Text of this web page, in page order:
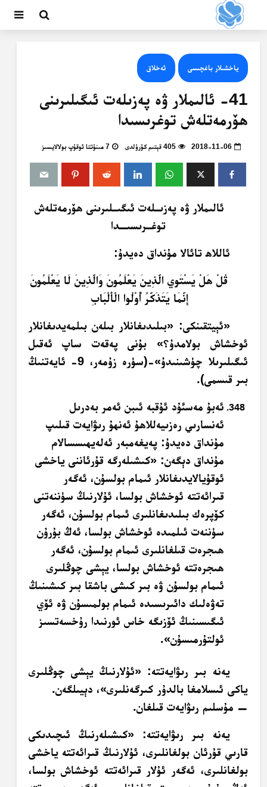
ياخشىلار باغچىسى ئەخلاق
41- ئالىملار ۋە پەزىلەت ئىگىلىرىنى
ھۆرمەتلەش توغرىسىدا
2018-11-06 405 قېتىم كۆرۈلدى 7 مىنۇتتا ئوقۇپ بولالايسىز
ئالىملار ۋە پەزىــلەت ئىگىــلىرىنى ھۆرمەتلەش
توغــرىسىـــدا
ئاللاھ تائالا مۇنداق دەيدۇ:
قُلْ هَلْ يَسْتَوِي الَّذِينَ يَعْلَمُونَ وَالَّذِينَ لَا يَعْلَمُونَ
إِنَّمَا يَتَذَكَّرُ أُوْلُوا الْأَلْبَابِ
«ئېيتقىنكى: «بىلىدىغانلار بىلەن بىلمەيدىغانلار
ئوخشاش بولامدۇ؟» بۇنى پەقەت ساپ ئەقىل
ئىگىلىرىلا چۈشىنىدۇ»-(سۈرە زۇمەر، 9- ئايەتنىڭ
بىر قىسمى).
ئەبۇ مەسئۇد ئۇقبە ئىبن ئەمر بەدرىل
ئەنسارىي رەزىيەللاھۇ ئەنھۇ رىۋايەت قىلىپ
مۇنداق دەيدۇ: پەيغەمبەر ئەلەيھىسسالام
مۇنداق دېگەن: «كىشىلەرگە قۇرئاننى ياخشى
ئوقۇيالايدىغانلار ئىمام بولسۇن، ئەگەر
قىرائەتتە ئوخشاش بولسا، ئۇلارنىڭ سۈننەتنى
كۆپرەك بىلىدىغانلىرى ئىمام بولسۇن، ئەگەر
سۈننەت ئىلمىدە ئوخشاش بولسا، ئەڭ بۇرۇن
ھىجرەت قىلغانلىرى ئىمام بولسۇن، ئەگەر
ھىجرەتتە ئوخشاش بولسا، يېشى چوڭلىرى
ئىمام بولسۇن ۋە بىر كىشى باشقا بىر كىشىنىڭ
تەۋەلىك دائىرىسىدە ئىمام بولمىسۇن ۋە ئۆي
ئىگىسىنىڭ ئۆزىگە خاس ئورنىدا رۇخسەتسىز
ئولتۇرمىسۇن».
يەنە بىر رىۋايەتتە: «ئۇلارنىڭ يېشى چوڭلىرى
ياكى ئىسلامغا بالدۇر كىرگەنلىرى»، دېيىلگەن.
— مۇسلىم رىۋايەت قىلغان.
يەنە بىر رىۋايەتتە: «كىشىلەرنىڭ ئىچىدىكى
قارىي قۇرئان بولغانلىرى، ئۇلارنىڭ قىرائەتتە ياخشى
بولغانلىرى، ئەگەر ئۇلار قىرائەتتە ئوخشاش بولسا،